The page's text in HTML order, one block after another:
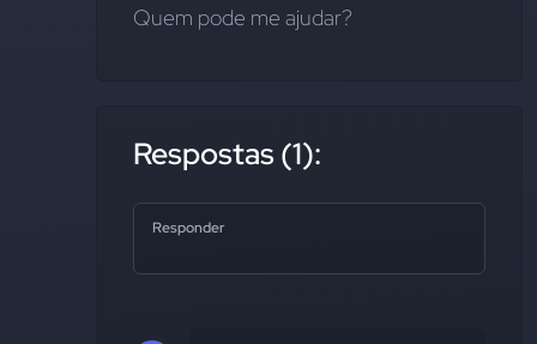
Quem pode me ajudar?
Respostas (1):
Responder